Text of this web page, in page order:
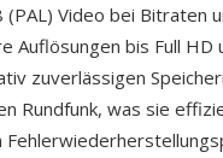
Video bei Bitraten
Auflösungen bis Full
zuverlässigen
Rundfunk, was sie